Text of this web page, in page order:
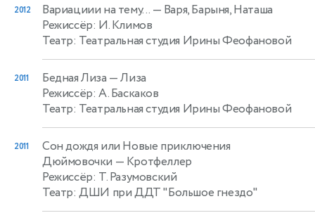
2012 Вариациии на тему... — Варя, Барыня, Наташа
Режиссёр: И. Климов
Театр: Театральная студия Ирины Феофановой
2011 Бедная Лиза — Лиза
Режиссёр: А. Баскаков
Театр: Театральная студия Ирины Феофановой
2011
Сон дождя или Новые приключения
Дюймовочки — Кротфеллер
Режиссёр: Т. Разумовский
Театр: ДШИ при ДДТ "Большое гнездо"